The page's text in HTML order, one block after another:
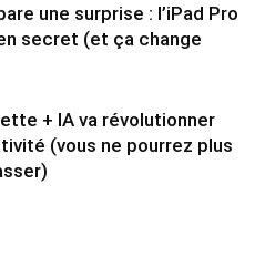
une surprise : l’iPad Pro
secret (et ça change
+ IA va révolutionner
(vous ne pourrez plus